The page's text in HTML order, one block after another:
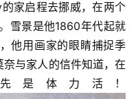
家启程去挪威，在两个
雪景是他1860年代起就
他用画家的眼睛捕捉季
与家人的信件知道，在
是体力活！